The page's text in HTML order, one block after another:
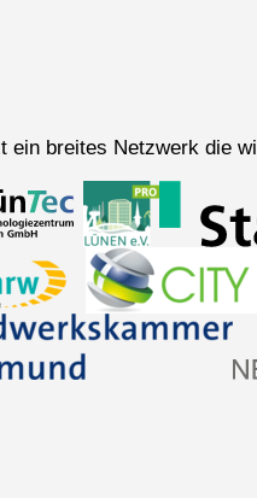
ein breites Netzwerk die